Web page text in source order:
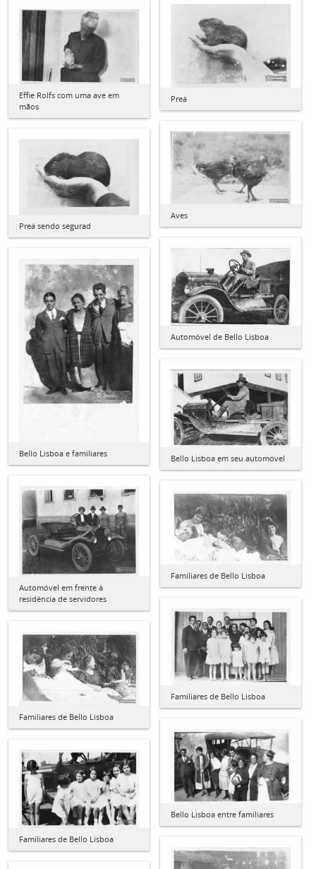
Preá
Effie Rolfs com uma ave em
mãos
Aves
Preá sendo segurad
Automóvel de Bello Lisboa
Bello Lisboa e familiares Bello Lisboa em seu automóvel
Automóvel em frente à
residência de servidores
Familiares de Bello Lisboa
Familiares de Bello Lisboa
Familiares de Bello Lisboa
Bello Lisboa entre familiares
Familiares de Bello Lisboa